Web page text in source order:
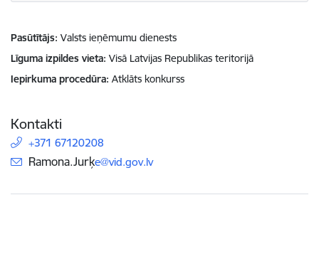
Pasūtītājs Valsts ieņēmumu dienests
Līguma izpildes vieta Visā Latvijas Republikas teritorijā
Iepirkuma procedūra Atklāts konkurss
Kontakti
+371 67120208
E-pasts:
Ramona.Jurķe@vid.gov.lv